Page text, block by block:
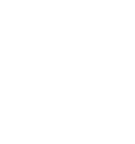
Garde-corps à
Les garde-corps à Baccarat
dans la sécurisation des